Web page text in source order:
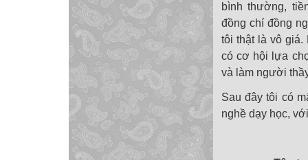
bình thường,
đồng chí đồng
tôi thật là vô
có cơ hội lựa
và làm người
Sau đây tôi có
nghề dạy học,